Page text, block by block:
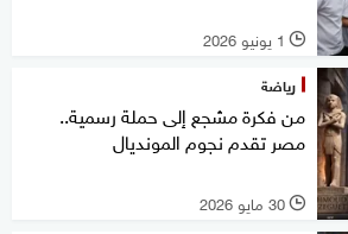
l 1 يونيو 2026
رياضة
من فكرة مشجع إلى حملة رسمية..
مصر تقدم نجوم المونديال
l 30 مايو 2026